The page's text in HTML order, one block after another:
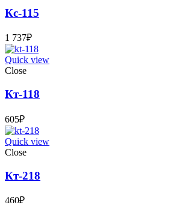
Кс-115
1 737₽
Quick view
Close
Кт-118
605₽
Quick view
Close
Кт-218
460₽